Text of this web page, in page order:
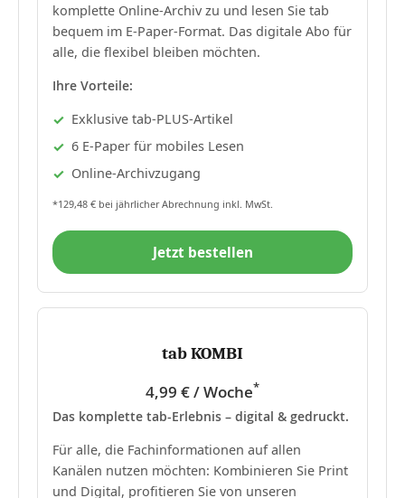
komplette Online-Archiv zu und lesen Sie tab
bequem im E-Paper-Format. Das digitale Abo für
alle, die flexibel bleiben möchten.
Ihre Vorteile:
Exklusive tab-PLUS-Artikel
6 E-Paper für mobiles Lesen
Online-Archivzugang
*129,48 € bei jährlicher Abrechnung inkl. MwSt.
Jetzt bestellen
tab KOMBI
4,99 € / Woche*
Das komplette tab-Erlebnis – digital & gedruckt.
Für alle, die Fachinformationen auf allen
Kanälen nutzen möchten: Kombinieren Sie Print
und Digital, profitieren Sie von unseren